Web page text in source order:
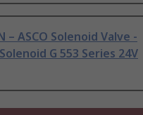
– ASCO Solenoid Valve -
G 553 Series 24V